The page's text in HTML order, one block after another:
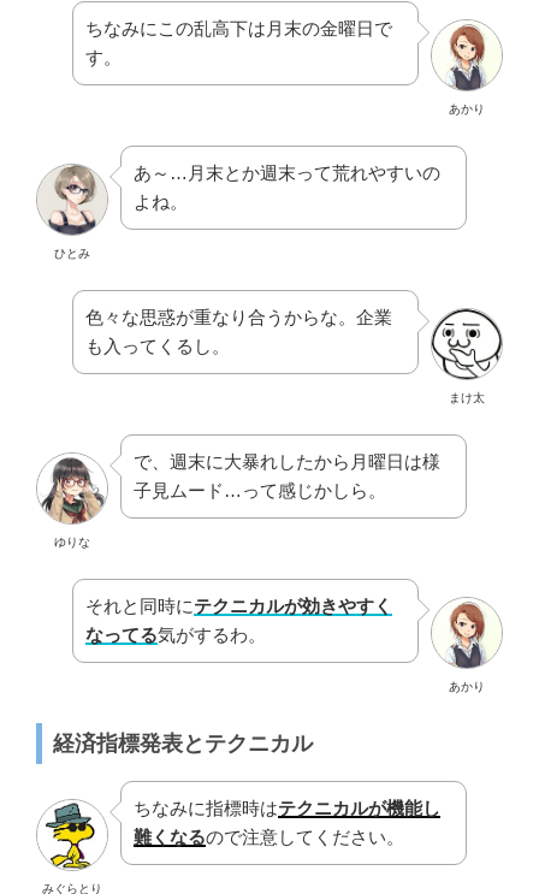
あかり
ちなみにこの乱高下は月末の金曜日で
す。
ひとみ
あ～…月末とか週末って荒れやすいの
よね。
まけ太
色々な思惑が重なり合うからな。企業
も入ってくるし。
ゆりな
で、週末に大暴れしたから月曜日は様
子見ムード…って感じかしら。
あかり
それと同時にテクニカルが効きやすく
なってる気がするわ。
経済指標発表とテクニカル
みぐらとり
ちなみに指標時はテクニカルが機能し
難くなるので注意してください。